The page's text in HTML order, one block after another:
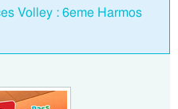
Volley : 6eme Harmos